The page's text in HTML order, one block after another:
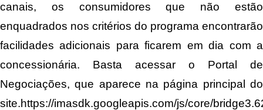
canais, os consumidores que não estão
enquadrados nos critérios do programa encontrarão
facilidades adicionais para ficarem em dia com a
concessionária. Basta acessar o Portal de
Negociações, que aparece na página principal do
site.https://imasdk.googleapis.com/js/core/